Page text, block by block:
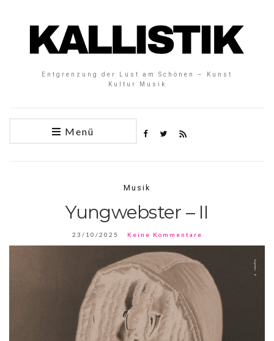
Entgrenzung der Lust am Schönen – Kunst
Kultur Musik
Menü
Musik
Yungwebster – II
23/10/2025 Keine Kommentare